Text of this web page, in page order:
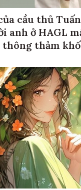
cầu thủ
anh ở HAGL
thảm